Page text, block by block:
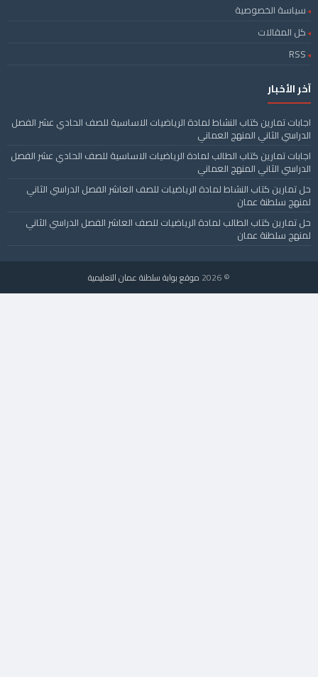
سياسة الخصوصية
كل المقالات
RSS
آخر الأخبار
اجابات تمارين كتاب النشاط لمادة الرياضيات الاساسية للصف الحادي عشر الفصل
الدراسي الثاني المنهج العماني
اجابات تمارين كتاب الطالب لمادة الرياضيات الاساسية للصف الحادي عشر الفصل
الدراسي الثاني المنهج العماني
حل تمارين كتاب النشاط لمادة الرياضيات للصف العاشر الفصل الدراسي الثاني
لمنهج سلطنة عمان
حل تمارين كتاب الطالب لمادة الرياضيات للصف العاشر الفصل الدراسي الثاني
لمنهج سلطنة عمان
© 2026 موقع بوابة سلطنة عمان التعليمية